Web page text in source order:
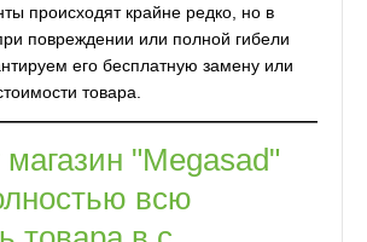
происходят крайне редко, но в
повреждении или полной гибели
его бесплатную замену или
товара.
"Megasad"
всю